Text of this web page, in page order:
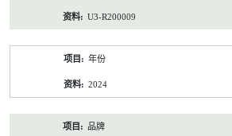
U3-R200009
年份
2024
品牌